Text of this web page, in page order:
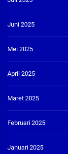
Juni 2025
Mei 2025
April 2025
Maret 2025
Februari 2025
Januari 2025